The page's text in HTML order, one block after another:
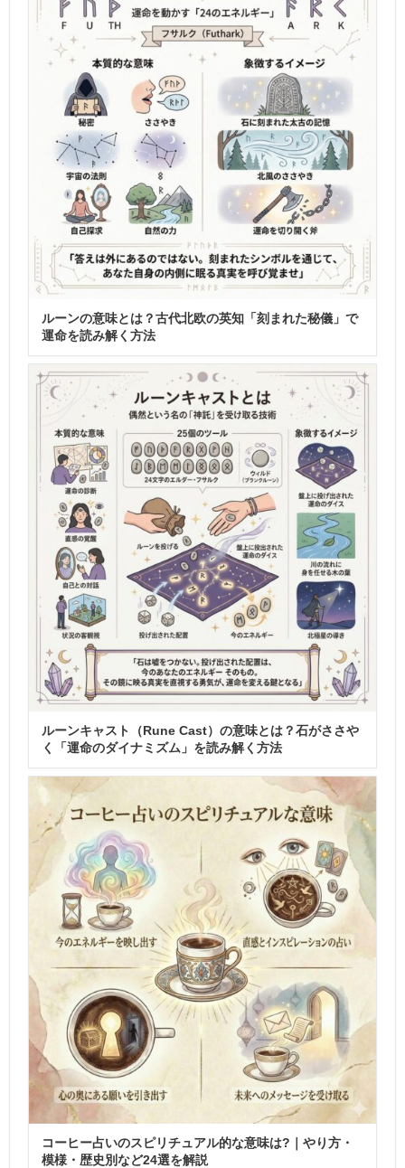
ルーンの意味とは？古代北欧の英知「刻まれた秘儀」で
運命を読み解く方法
ルーンキャスト（Rune Cast）の意味とは？石がささや
く「運命のダイナミズム」を読み解く方法
コーヒー占いのスピリチュアル的な意味は?｜やり方・
模様・歴史別など24選を解説